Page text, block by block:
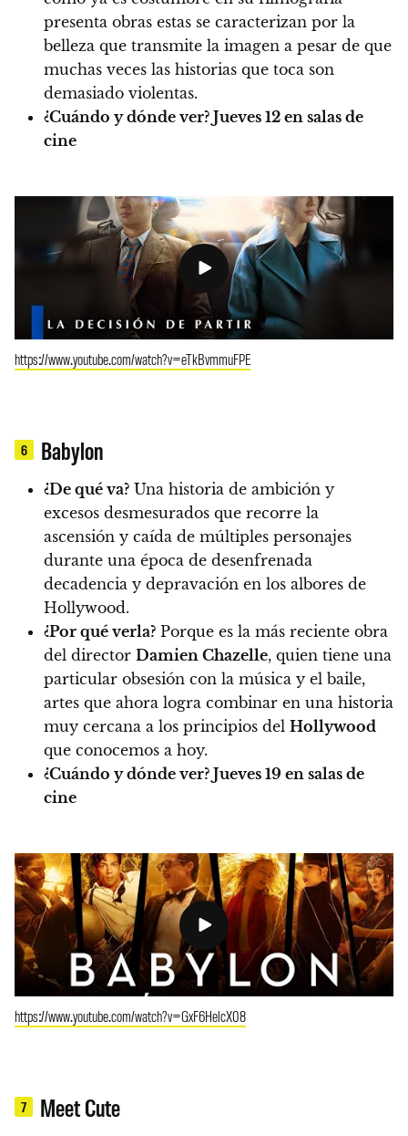
presenta obras estas se caracterizan por la
belleza que transmite la imagen a pesar de que
muchas veces las historias que toca son
demasiado violentas.
¿Cuándo y dónde ver? Jueves 12 en salas de
cine
https://www.youtube.com/watch?v=eTkBvmmuFPE
6 Babylon
¿De qué va? Una historia de ambición y
excesos desmesurados que recorre la
ascensión y caída de múltiples personajes
durante una época de desenfrenada
decadencia y depravación en los albores de
Hollywood.
¿Por qué verla? Porque es la más reciente obra
del director Damien Chazelle, quien tiene una
particular obsesión con la música y el baile,
artes que ahora logra combinar en una historia
muy cercana a los principios del Hollywood
que conocemos a hoy.
¿Cuándo y dónde ver? Jueves 19 en salas de
cine
https://www.youtube.com/watch?v=GxF6HelcX08
7 Meet Cute